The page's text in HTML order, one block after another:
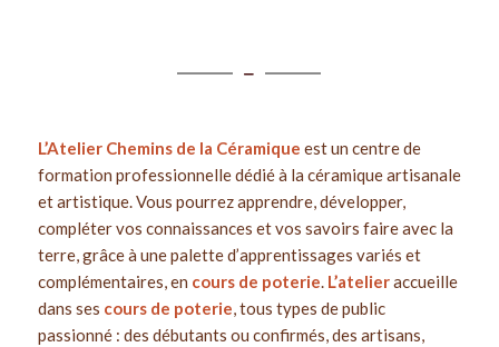
L’Atelier Chemins de la Céramique est un centre de
formation professionnelle dédié à la céramique artisanale
et artistique. Vous pourrez apprendre, développer,
compléter vos connaissances et vos savoirs faire avec la
terre, grâce à une palette d’apprentissages variés et
complémentaires, en cours de poterie. L’atelieraccueille
dans ses cours de poterie, tous types de public
passionné : des débutants ou confirmés, des artisans,